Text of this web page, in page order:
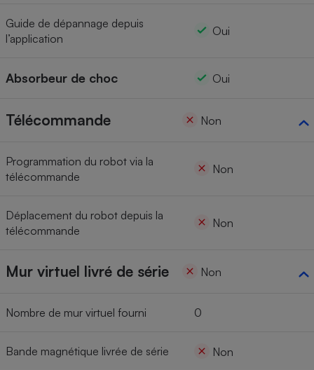
Guide de dépannage depuis
l’application
Oui
Absorbeur de choc Oui
Télécommande Non
Programmation du robot via la
télécommande
Non
Déplacement du robot depuis la
télécommande
Non
Mur virtuel livré de série Non
Nombre de mur virtuel fourni 0
Bande magnétique livrée de série Non